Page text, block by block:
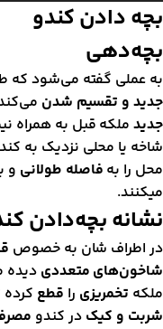
دادن کندو
عملی گفته می‌شود که
و تقسیم شدن
ملکه قبل به همراه
یا محلی نزدیک به
را بهفاصله طولانیو
بچه‌دادن
اطراف شان به خصوص
متعددیدیده
تخمریزیرا قطعکرده
و کیکدر کندو